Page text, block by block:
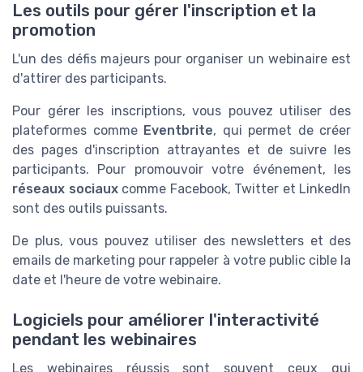
Les outils pour gérer l'inscription et la
promotion
L'un des défis majeurs pour organiser un webinaire est
d'attirer des participants.
Pour gérer les inscriptions, vous pouvez utiliser des
plateformes comme Eventbrite, qui permet de créer
des pages d'inscription attrayantes et de suivre les
participants. Pour promouvoir votre événement, les
réseaux sociauxcomme Facebook, Twitter et LinkedIn
sont des outils puissants.
De plus, vous pouvez utiliser des newsletters et des
emails de marketing pour rappeler à votre public cible la
date et l'heure de votre webinaire.
Logiciels pour améliorer l'interactivité
pendant les webinaires
Les webinaires réussis sont souvent ceux qui